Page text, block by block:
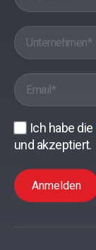
Ich habe die
und akzeptiert.
Anmelden